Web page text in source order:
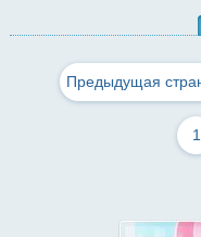
Предыдущая
1